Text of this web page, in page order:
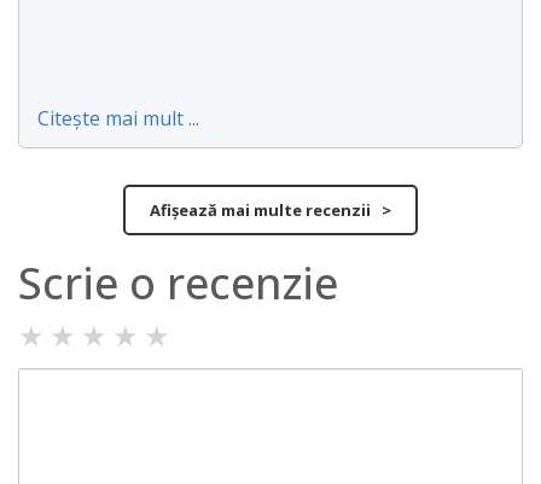
Citește mai mult ...
Afișează mai multe recenzii >
Scrie o recenzie
★ ★ ★ ★ ★